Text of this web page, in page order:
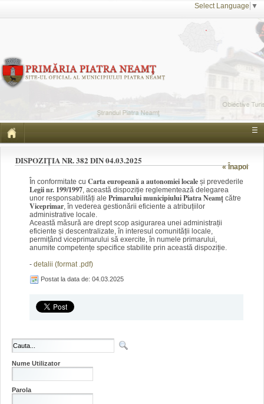
Select Language ▼
☰
« Înapoi
DISPOZIȚIA NR. 382 DIN 04.03.2025
În conformitate cu Carta europeană a autonomiei locale și prevederile
Legii nr. 199/1997, această dispoziție reglementează delegarea
unor responsabilități ale Primarului municipiului Piatra Neamț către
Viceprimar, în vederea gestionării eficiente a atribuțiilor
administrative locale.
Această măsură are drept scop asigurarea unei administrații
eficiente și descentralizate, în interesul comunității locale,
permițând viceprimarului să exercite, în numele primarului,
anumite competențe specifice stabilite prin această dispoziție.
- detalii (format .pdf)
Postat la data de: 04.03.2025
Nume Utilizator
Parola